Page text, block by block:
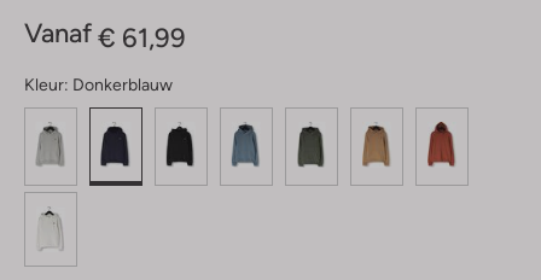
Vanaf € 61,99
Kleur: Donkerblauw